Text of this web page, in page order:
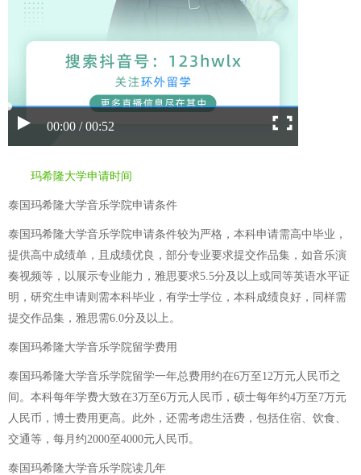
00:00 / 00:52
玛希隆大学申请时间
泰国玛希隆大学音乐学院申请条件
泰国玛希隆大学音乐学院申请条件较为严格，本科申请需高中毕业，
提供高中成绩单，且成绩优良，部分专业要求提交作品集，如音乐演
奏视频等，以展示专业能力，雅思要求5.5分及以上或同等英语水平证
明，研究生申请则需本科毕业，有学士学位，本科成绩良好，同样需
提交作品集，雅思需6.0分及以上。
泰国玛希隆大学音乐学院留学费用
泰国玛希隆大学音乐学院留学一年总费用约在6万至12万元人民币之
间。本科每年学费大致在3万至6万元人民币，硕士每年约4万至7万元
人民币，博士费用更高。此外，还需考虑生活费，包括住宿、饮食、
交通等，每月约2000至4000元人民币。
泰国玛希隆大学音乐学院读几年